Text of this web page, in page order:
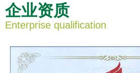
企业资质
Enterprise qualification